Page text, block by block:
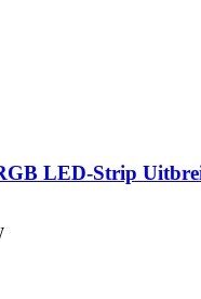
LED-​Strip